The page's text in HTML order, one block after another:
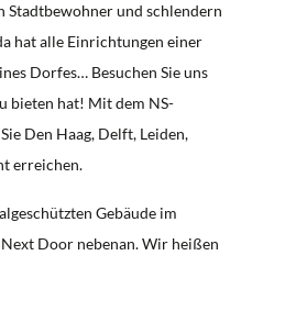
Stadtbewohner und schlendern
hat alle Einrichtungen einer
Dorfes… Besuchen Sie uns
bieten hat! Mit dem NS-
Den Haag, Delft, Leiden,
erreichen.
Gebäude im
Door nebenan. Wir heißen